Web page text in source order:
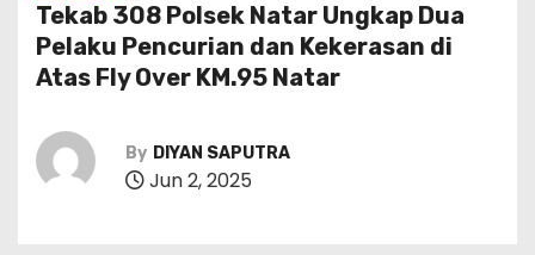
Tekab 308 Polsek Natar Ungkap Dua
Pelaku Pencurian dan Kekerasan di
Atas Fly Over KM.95 Natar
By DIYAN SAPUTRA
Jun 2, 2025